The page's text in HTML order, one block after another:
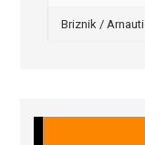
Briznik / Arnauti